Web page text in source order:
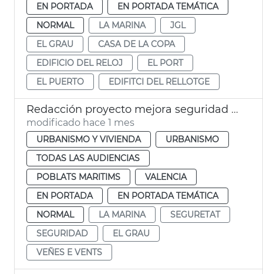
EN PORTADA
EN PORTADA TEMÁTICA
NORMAL
LA MARINA
JGL
EL GRAU
CASA DE LA COPA
EDIFICIO DEL RELOJ
EL PORT
EL PUERTO
EDIFITCI DEL RELLOTGE
Redacción proyecto mejora seguridad aparcamiento la Marina València
modificado hace 1 mes
URBANISMO Y VIVIENDA
URBANISMO
TODAS LAS AUDIENCIAS
POBLATS MARITIMS
VALENCIA
EN PORTADA
EN PORTADA TEMÁTICA
NORMAL
LA MARINA
SEGURETAT
SEGURIDAD
EL GRAU
VEÑES E VENTS